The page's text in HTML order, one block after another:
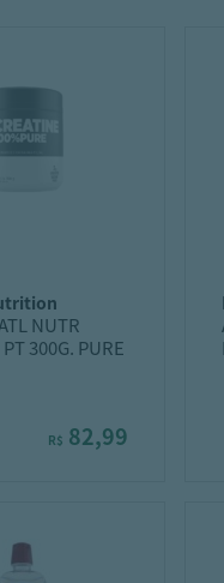
NUTR
300G. PURE
R$ 82,99